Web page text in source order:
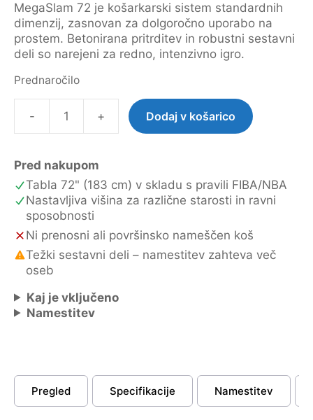
MegaSlam 72 je košarkarski sistem standardnih
dimenzij, zasnovan za dolgoročno uporabo na
prostem. Betonirana pritrditev in robustni sestavni
deli so narejeni za redno, intenzivno igro.
Prednaročilo
-
MegaSlam
72
+ Dodaj v košarico
Pred nakupom
Tabla 72" (183 cm) v skladu s pravili FIBA/NBA
Nastavljiva višina za različne starosti in ravni
sposobnosti
Ni prenosni ali površinsko nameščen koš
Težki sestavni deli – namestitev zahteva več
oseb
Kaj je vključeno
Namestitev
Pregled Specifikacije Namestitev